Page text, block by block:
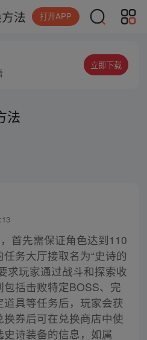
法 打开APP
立即下载
法
首先需保证角色达到110
务大厅接取名为“史诗的
求玩家通过战斗和探索收
括击败特定BOSS、完
具等任务后，玩家会获
券后可在兑换商店中使
诗装备的信息，如属